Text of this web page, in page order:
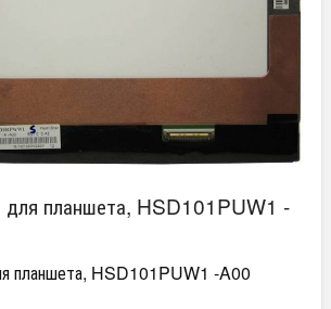
для планшета, HSD101PUW1 -
планшета, HSD101PUW1 -A00